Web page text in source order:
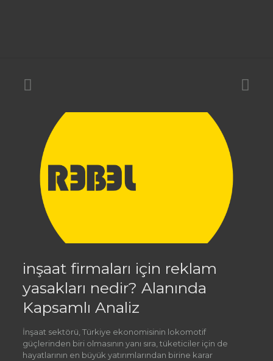
inşaat firmaları için reklam
yasakları nedir? Alanında
Kapsamlı Analiz
İnşaat sektörü, Türkiye ekonomisinin lokomotif
güçlerinden biri olmasının yanı sıra, tüketiciler için de
hayatlarının en büyük yatırımlarından birine karar